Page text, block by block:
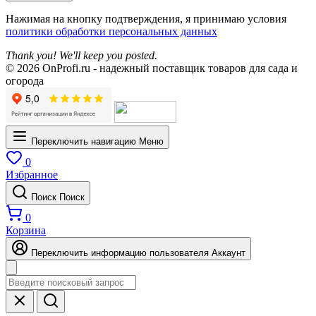
Нажимая на кнопку подтверждения, я принимаю условия
политики обработки персональных данных
Thank you! We'll keep you posted.
© 2026 OnProfi.ru - надежный поставщик товаров для сада и
огорода
Переключить навигацию Меню
0
Избранное
Поиск Поиск
0
Корзина
Переключить информацию пользователя Аккаунт